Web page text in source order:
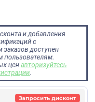
и добавления
с
доступен
пользователям.
ценавторизуйтесь
.
Запросить дисконт